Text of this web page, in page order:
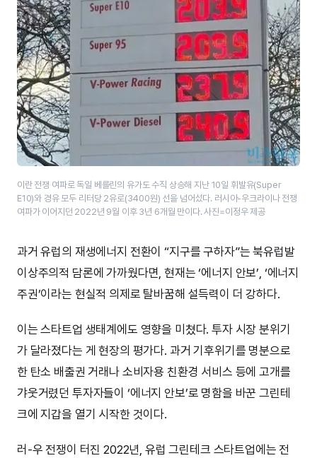
이란 전쟁 여파로 독일 베를린의 유가도 수직 상승해 지난 10일 휘발유(Super
E10)와 경유 모두 리터당 2유로(3400원) 선을 넘어섰다. 러시아-우크라이나 전쟁
여파가 이어지던 2022년 9월 이후 3년 6개월 만이다. 사진=이정우 제공
과거 유럽의 재생에너지 전환이 “지구를 구하자”는 북유럽발
이상주의적 담론에 가까웠다면, 현재는 ‘에너지 안보’, ‘에너지
주권’이라는 현실적 의제로 탈바꿈해 설득력이 더 강하다.
이는 스타트업 생태계에도 영향을 미쳤다. 투자 시장 분위기
가 달라졌다는 게 현장의 평가다. 과거 기후위기를 명분으로
한 탄소 배출권 거래나 소비자용 친환경 서비스 등에 고개를
갸웃거렸던 투자자들이 ‘에너지 안보’로 명함을 바꾼 그린테
크에 지갑을 열기 시작한 것이다.
러-우 전쟁이 터진 2022년, 유럽 그린테크 스타트업에는 전